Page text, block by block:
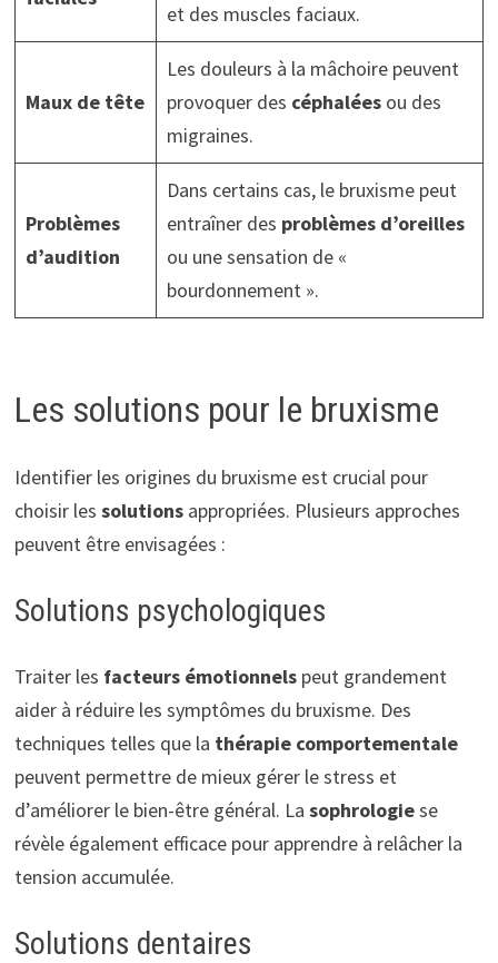
et des muscles faciaux.
Maux de tête
Les douleurs à la mâchoire peuvent
provoquer des céphaléesou des
migraines.
Problèmes
d’audition
Dans certains cas, le bruxisme peut
entraîner des problèmes d’oreilles
ou une sensation de «
bourdonnement ».
Les solutions pour le bruxisme
Identifier les origines du bruxisme est crucial pour
choisir les solutionsappropriées. Plusieurs approches
peuvent être envisagées :
Solutions psychologiques
Traiter les facteurs émotionnelspeut grandement
aider à réduire les symptômes du bruxisme. Des
techniques telles que la thérapie comportementale
peuvent permettre de mieux gérer le stress et
d’améliorer le bien-être général. La sophrologiese
révèle également efficace pour apprendre à relâcher la
tension accumulée.
Solutions dentaires